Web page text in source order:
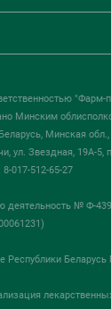
"Фарм-
Минским
Минская
ул. Звездная, 19А-5,
8-017-512-65-27
№ Ф-439
Республики